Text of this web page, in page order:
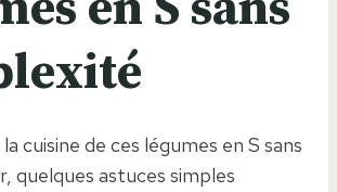
cuisine de ces légumes en S sans
quelques astuces simples